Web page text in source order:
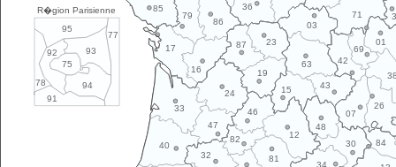
R�gion Parisienne
77
78
91
95
93
75
94
92
12
15
16
17
19
23
24
26
30
32
33
34
36
40
42
43
46
47
48
63
69
01
03
07
71
79
81
82 84
85
86
87